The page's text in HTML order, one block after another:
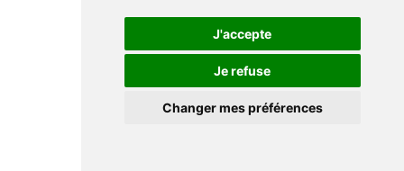
J'accepte
Je refuse
Changer mes préférences